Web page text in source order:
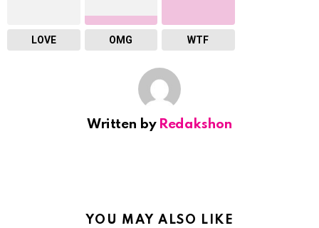
LOVE OMG WTF
Written by Redakshon
YOU MAY ALSO LIKE